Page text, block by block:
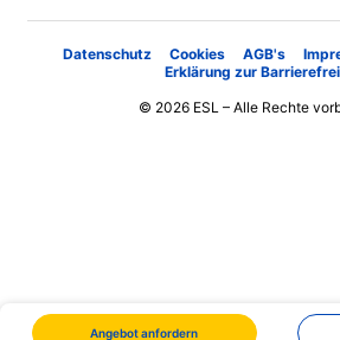
Angebot anfordern
Datenschutz Cookies AGB's
Erklärung zur
© 2026 ESL – Alle Rechte